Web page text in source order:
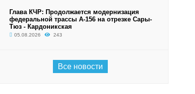
Глава КЧР: Продолжается модернизация
федеральной трассы А-156 на отрезке Сары-
Тюз - Кардоникская
05.08.2026 243
Все новости